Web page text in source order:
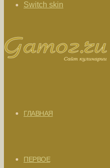
Switch skin
ГЛАВНАЯ
ПЕРВОЕ